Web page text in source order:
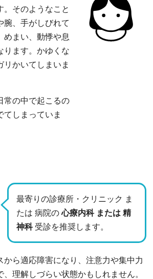
。そのようなこと
腕、手がしびれて
めまい、動悸や息
ります。かゆくな
リかいてしまいま
常の中で起こるの
てしまっていま
最寄りの診療所・クリニック ま
たは 病院の心療内科 または 精
神科 受診を推奨します。
から適応障害になり、注意力や集中力
理解しづらい状態かもしれません。